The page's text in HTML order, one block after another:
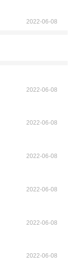
2022-06-08
2022-06-08
2022-06-08
2022-06-08
2022-06-08
2022-06-08
2022-06-08